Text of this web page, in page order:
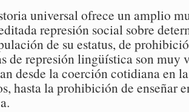
universal ofrece un amplio
represión social sobre
de su estatus, de
de represión lingüística son muy
desde la coerción cotidiana en
hasta la prohibición de enseñar